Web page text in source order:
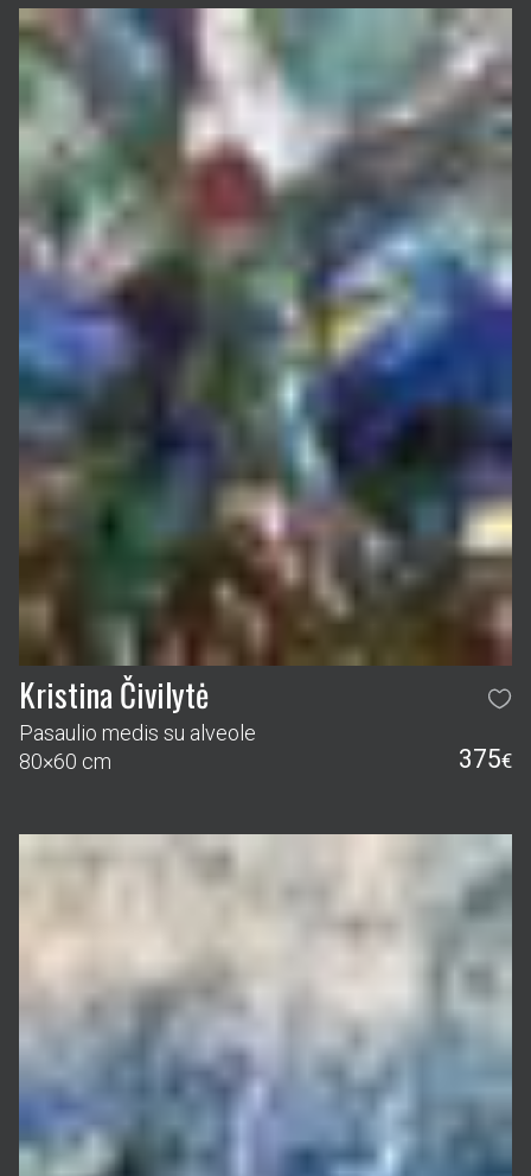
Kristina Čivilytė
Pasaulio medis su alveole
80×60 cm
375€